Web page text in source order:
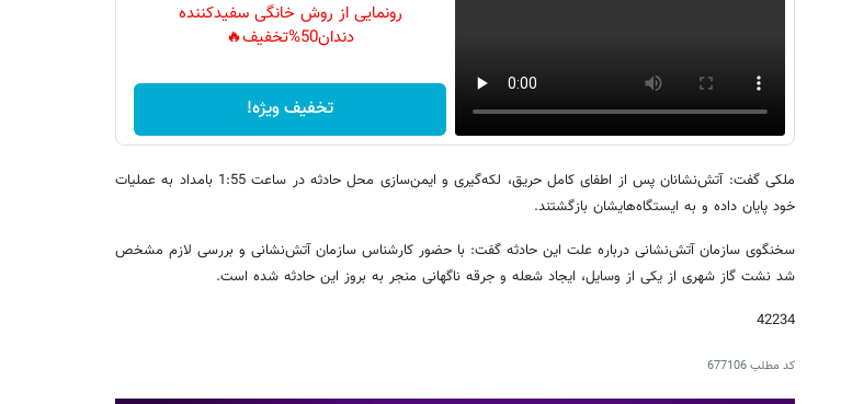
رونمایی از روش خانگی سفیدکننده
دندان50%تخفیف🔥
تخفیف ویژه!
ملکی گفت: آتش‌نشانان پس از اطفای کامل حریق، لکه‌گیری و ایمن‌سازی محل حادثه در ساعت 1:55 بامداد به عملیات
خود پایان داده و به ایستگاه‌هایشان بازگشتند.
سخنگوی سازمان آتش‌نشانی درباره علت این حادثه گفت: با حضور کارشناس سازمان آتش‌نشانی و بررسی لازم مشخص
شد نشت گاز شهری از یکی از وسایل، ایجاد شعله و جرقه ناگهانی منجر به بروز این حادثه شده است.
42234
کد مطلب677106